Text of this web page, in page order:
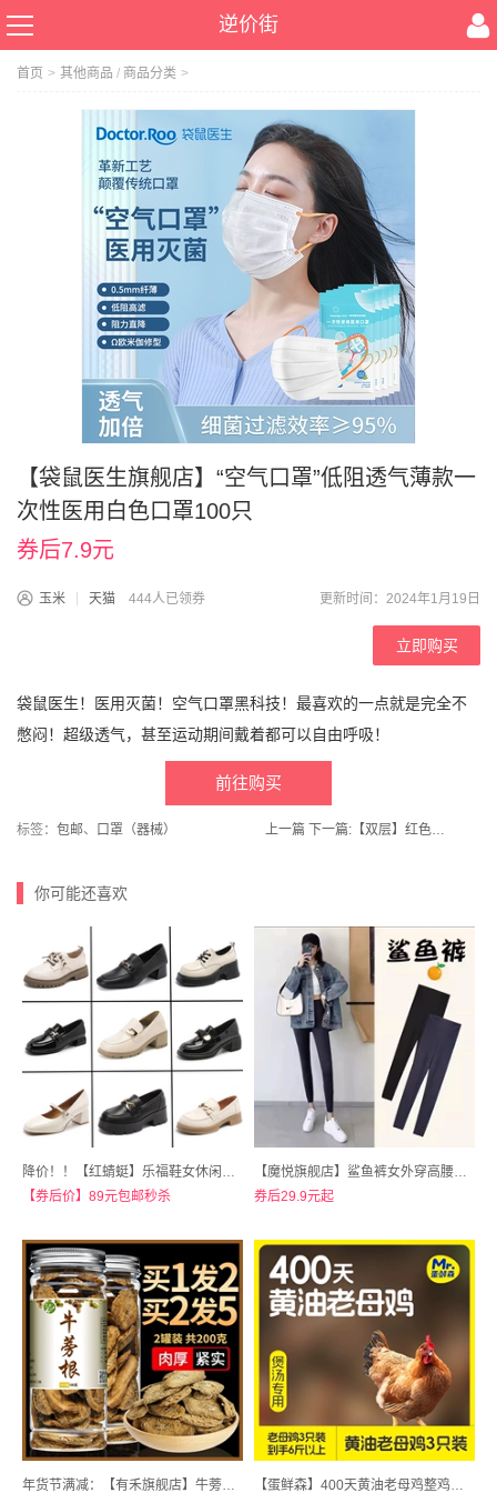
逆价街
首页 > 其他商品 / 商品分类 >
【袋鼠医生旗舰店】“空气口罩”低阻透气薄款一
次性医用白色口罩100只
券后7.9元
玉米 天猫 444人已领券 更新时间：2024年1月19日
立即购买
袋鼠医生！医用灭菌！空气口罩黑科技！最喜欢的一点就是完全不
憋闷！超级透气，甚至运动期间戴着都可以自由呼吸！
前往购买
标签： 包邮、 口罩（器械） 上一篇 下一篇: 【双层】红色喜盘新中式干果盒
你可能还喜欢
降价！！【红蜻蜓】乐福鞋女休闲单鞋
【券后价】89元包邮秒杀
【魔悦旗舰店】鲨鱼裤女外穿高腰显瘦打底裤
券后29.9元起
年货节满减：【有禾旗舰店】牛蒡根黄金牛蒡茶中药材100g*2罐 【蛋鲜森】400天黄油老母鸡整鸡现杀3只装共6斤以上